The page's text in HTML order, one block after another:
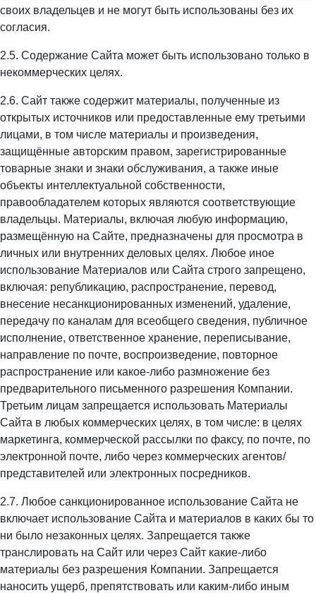
своих владельцев и не могут быть использованы без их
согласия.
2.5. Содержание Сайта может быть использовано только в
некоммерческих целях.
2.6. Сайт также содержит материалы, полученные из
открытых источников или предоставленные ему третьими
лицами, в том числе материалы и произведения,
защищённые авторским правом, зарегистрированные
товарные знаки и знаки обслуживания, а также иные
объекты интеллектуальной собственности,
правообладателем которых являются соответствующие
владельцы. Материалы, включая любую информацию,
размещённую на Сайте, предназначены для просмотра в
личных или внутренних деловых целях. Любое иное
использование Материалов или Сайта строго запрещено,
включая: републикацию, распространение, перевод,
внесение несанкционированных изменений, удаление,
передачу по каналам для всеобщего сведения, публичное
исполнение, ответственное хранение, переписывание,
направление по почте, воспроизведение, повторное
распространение или какое-либо размножение без
предварительного письменного разрешения Компании.
Третьим лицам запрещается использовать Материалы
Сайта в любых коммерческих целях, в том числе: в целях
маркетинга, коммерческой рассылки по факсу, по почте, по
электронной почте, либо через коммерческих агентов/
представителей или электронных посредников.
2.7. Любое санкционированное использование Сайта не
включает использование Сайта и материалов в каких бы то
ни было незаконных целях. Запрещается также
транслировать на Сайт или через Сайт какие-либо
материалы без разрешения Компании. Запрещается
наносить ущерб, препятствовать или каким-либо иным